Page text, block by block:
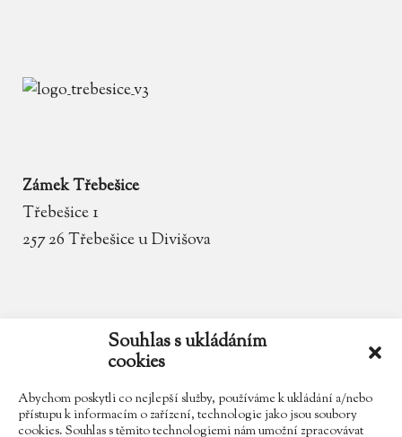
Souhlas s ukládáním
cookies
Abychom poskytli co nejlepší služby, používáme k ukládání a/nebo
přístupu k informacím o zařízení, technologie jako jsou soubory
cookies. Souhlas s těmito technologiemi nám umožní zpracovávat
Zámek Třebešice
Třebešice 1
257 26 Třebešice u Divišova
zamek.trebesice@volny.cz
602 354 467